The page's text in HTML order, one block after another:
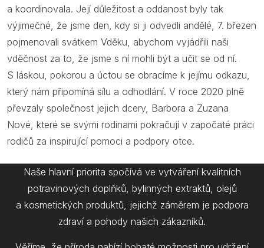
a koordinovala. Její důležitost a oddanost byly tak
výjimečné, že jsme den, kdy si ji odvedli andělé, 7. březen
pojmenovali svátkem Vděku, abychom vyjádřili naši
vděčnost za to, že jsme s ní mohli být a učit se od ní.
S láskou, pokorou a úctou se obracíme k jejímu odkazu,
který nám připomíná sílu a odhodlání. V roce 2020 plně
převzaly společnost jejich dcery, Barbora a Zuzana
Nové, které se svými rodinami pokračují v započaté práci
rodičů za inspirující pomoci a podpory otce.
Naše hlavní priorita spočívá ve vytváření kvalitních
potravinových doplňků, bylinných extraktů, olejů
a kosmetických produktů, jejichž záměrem je podpora
zdraví a pohody našich zákazníků.